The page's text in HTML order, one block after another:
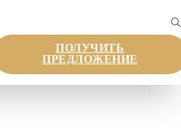
ПОЛУЧИТЬ
ПРЕДЛОЖЕНИЕ